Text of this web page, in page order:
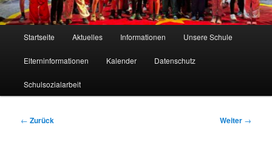
Startseite Aktuelles Informationen Unsere Schule
Elterninformationen Kalender Datenschutz
Schulsozialarbeit
Beitragsnavigation
← Zurück Weiter →